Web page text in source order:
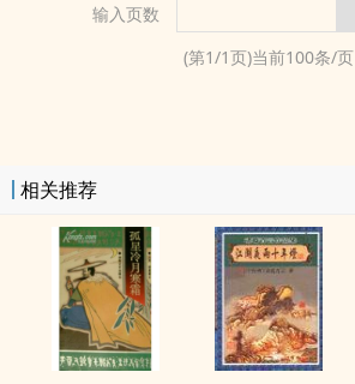
输入页数
(第1/1页)当前100条/页
相关推荐